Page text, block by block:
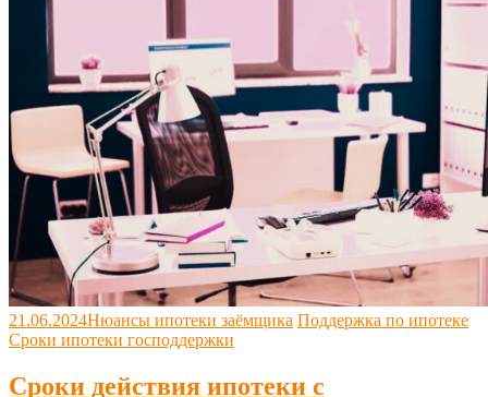
21.06.2024Нюансы ипотеки заёмщика Поддержка по ипотеке
Сроки ипотеки господдержки
Сроки действия ипотеки с